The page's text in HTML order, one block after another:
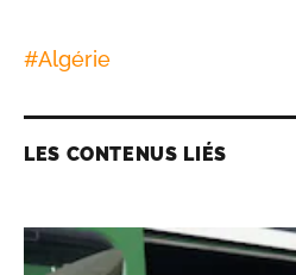
#Algérie
LES CONTENUS LIÉS